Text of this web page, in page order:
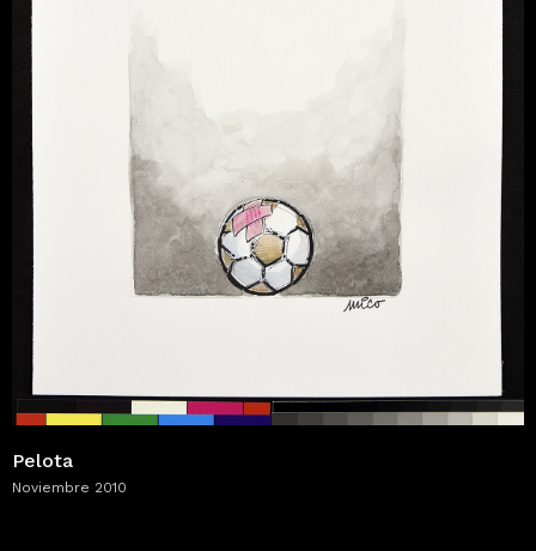
Pelota
Noviembre 2010